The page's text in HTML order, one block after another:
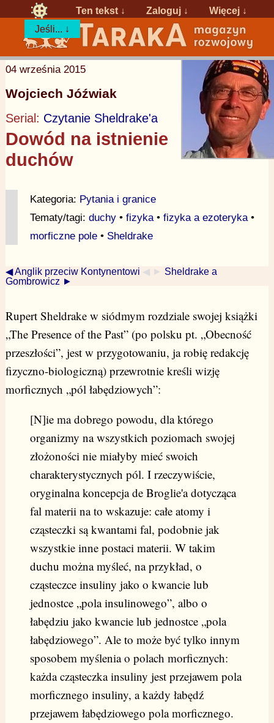
Ten tekst ↓ Zaloguj ↓
Więcej ↓
Jeśli... ↓
04 września 2015
Wojciech Jóźwiak
Serial: Czytanie Sheldrake'a
Dowód na istnienie
duchów
Kategoria: Pytania i granice
Tematy/tagi: duchy• fizyka• fizyka a ezoteryka•
morficzne pole• Sheldrake
◀ Anglik przeciw Kontynentowi ◀ ► Sheldrake a
Gombrowicz ►
Rupert Sheldrake w siódmym rozdziale swojej książki
„The Presence of the Past” (po polsku pt. „Obecność
przeszłości”, jest w przygotowaniu, ja robię redakcję
fizyczno-biologiczną) przewrotnie kreśli wizję
morficznych „pól łabędziowych”:
[N]ie ma dobrego powodu, dla którego
organizmy na wszystkich poziomach swojej
złożoności nie miałyby mieć swoich
charakterystycznych pól. I rzeczywiście,
oryginalna koncepcja de Broglie'a dotycząca
fal materii na to wskazuje: całe atomy i
cząsteczki są kwantami fal, podobnie jak
wszystkie inne postaci materii. W takim
duchu można myśleć, na przykład, o
cząsteczce insuliny jako o kwancie lub
jednostce „pola insulinowego”, albo o
łabędziu jako kwancie lub jednostce „pola
łabędziowego”. Ale to może być tylko innym
sposobem myślenia o polach morficznych:
każda cząsteczka insuliny jest przejawem pola
morficznego insuliny, a każdy łabędź
przejawem łabędziowego pola morficznego.